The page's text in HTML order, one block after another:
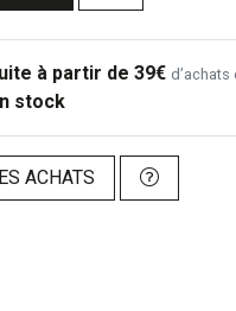
à partir de 39€ d’achats
stock
ACHATS